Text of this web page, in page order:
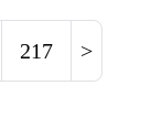
217 >